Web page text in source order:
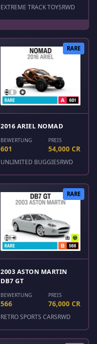
EXTREME TRACK TOYSRWD
RARE
2016 ARIEL NOMAD
BEWERTUNG
601
PREIS
54,000 CR
UNLIMITED BUGGIESRWD
RARE
2003 ASTON MARTIN
DB7 GT
BEWERTUNG
566
PREIS
76,000 CR
RETRO SPORTS CARSRWD